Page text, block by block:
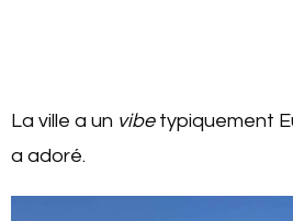
La ville a un vibetypiquement
a adoré.